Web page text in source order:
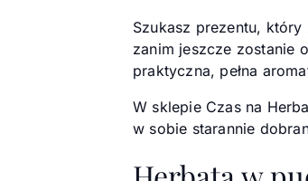
Szukasz prezentu,
zanim jeszcze zostanie
praktyczna, pełna
W sklepie Czas na
w sobie starannie